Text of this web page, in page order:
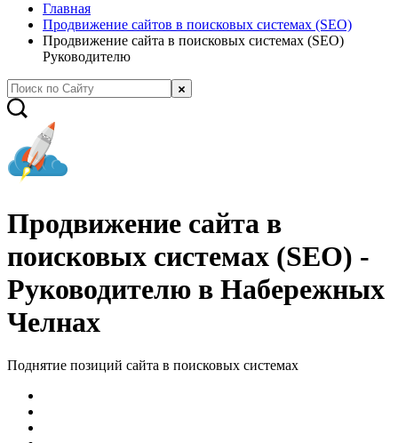
Главная
Продвижение сайтов в поисковых системах (SEO)
Продвижение сайта в поисковых системах (SEO)
Руководителю
Продвижение сайта в
поисковых системах (SEO) -
Руководителю в Набережных
Челнах
Поднятие позиций сайта в поисковых системах